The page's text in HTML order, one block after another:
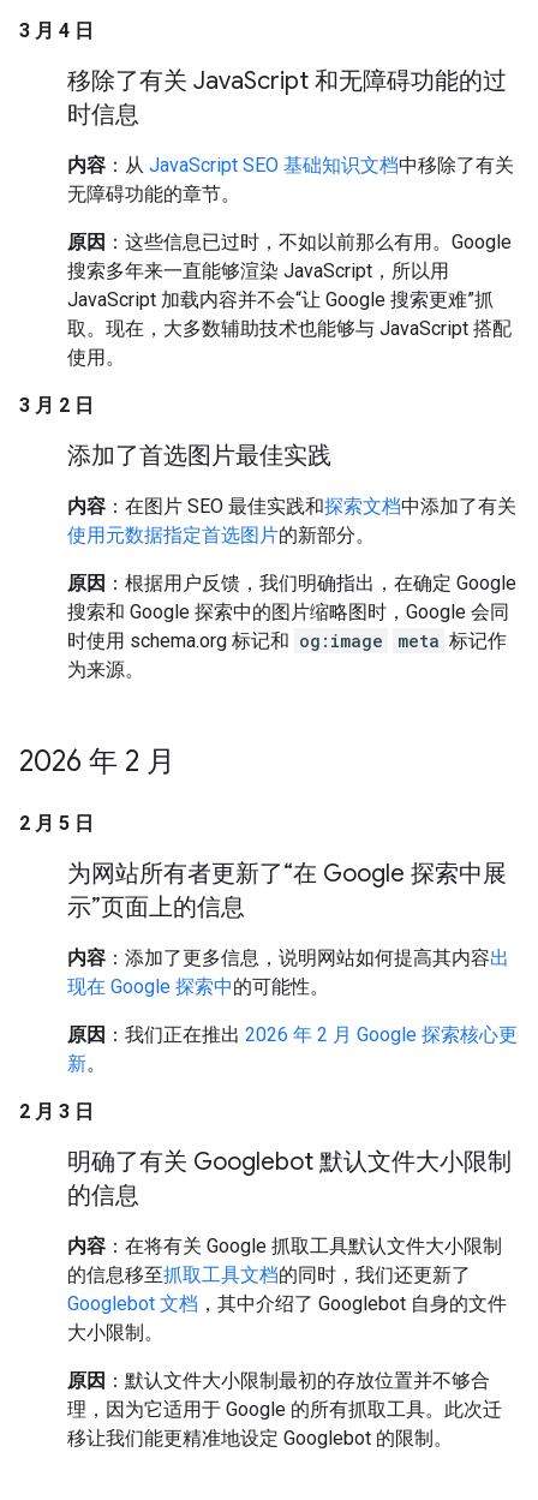
3 月 4 日
移除了有关 JavaScript 和无障碍功能的过
时信息
内容 ：从 JavaScript SEO 基础知识文档中移除了有关
无障碍功能的章节。
原因 ：这些信息已过时，不如以前那么有用。Google
搜索多年来一直能够渲染 JavaScript，所以用
JavaScript 加载内容并不会“让 Google 搜索更难”抓
取。现在，大多数辅助技术也能够与 JavaScript 搭配
使用。
3 月 2 日
添加了首选图片最佳实践
内容 ：在图片 SEO 最佳实践和探索文档中添加了有关
使用元数据指定首选图片的新部分。
原因 ：根据用户反馈，我们明确指出，在确定 Google
搜索和 Google 探索中的图片缩略图时，Google 会同
时使用 schema.org 标记和 og:image meta 标记作
为来源。
2026 年 2 月
2 月 5 日
为网站所有者更新了“在 Google 探索中展
示”页面上的信息
内容 ：添加了更多信息，说明网站如何提高其内容出
现在 Google 探索中的可能性。
原因 ：我们正在推出 2026 年 2 月 Google 探索核心更
新。
2 月 3 日
明确了有关 Googlebot 默认文件大小限制
的信息
内容 ：在将有关 Google 抓取工具默认文件大小限制
的信息移至抓取工具文档的同时，我们还更新了
Googlebot 文档 ，其中介绍了 Googlebot 自身的文件
大小限制。
原因 ：默认文件大小限制最初的存放位置并不够合
理，因为它适用于 Google 的所有抓取工具。此次迁
移让我们能更精准地设定 Googlebot 的限制。